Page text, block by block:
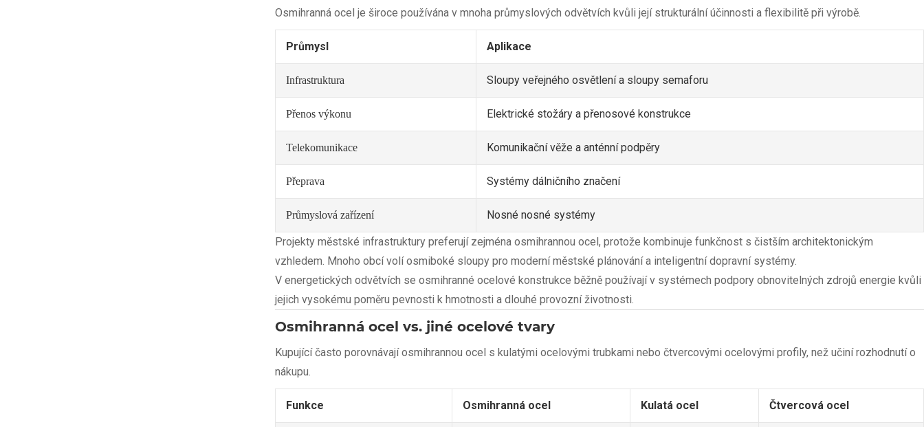
Osmihranná ocel je široce používána v mnoha průmyslových odvětvích kvůli její strukturální účinnosti a flexibilitě při výrobě.
Průmysl Aplikace
Infrastruktura Sloupy veřejného osvětlení a sloupy semaforu
Přenos výkonu Elektrické stožáry a přenosové konstrukce
Telekomunikace Komunikační věže a anténní podpěry
Přeprava Systémy dálničního značení
Průmyslová zařízení Nosné nosné systémy
Projekty městské infrastruktury preferují zejména osmihrannou ocel, protože kombinuje funkčnost s čistším architektonickým
vzhledem. Mnoho obcí volí osmiboké sloupy pro moderní městské plánování a inteligentní dopravní systémy.
V energetických odvětvích se osmihranné ocelové konstrukce běžně používají v systémech podpory obnovitelných zdrojů energie kvůli
jejich vysokému poměru pevnosti k hmotnosti a dlouhé provozní životnosti.
Osmihranná ocel vs. jiné ocelové tvary
Kupující často porovnávají osmihrannou ocel s kulatými ocelovými trubkami nebo čtvercovými ocelovými profily, než učiní rozhodnutí o
nákupu.
Funkce Osmihranná ocel Kulatá ocel Čtvercová ocel